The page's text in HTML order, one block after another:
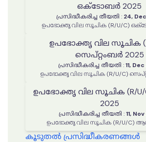
ഒക്ടോബർ 2025
പ്രസിദ്ധീകരിച്ച തീയതി : 24,
ഉപഭോക്തൃ വില സൂചിക
സെപ്റ്റംബർ 2025
പ്രസിദ്ധീകരിച്ച തീയതി :11,
ഉപഭോക്തൃ വില സൂചിക (R/U/C)
ഉപഭോക്തൃ വില സൂചിക (R/U/
2025
പ്രസിദ്ധീകരിച്ച തീയതി : 11,
കൂടുതൽ പ്രസിദ്ധീകരണങ്ങൾ